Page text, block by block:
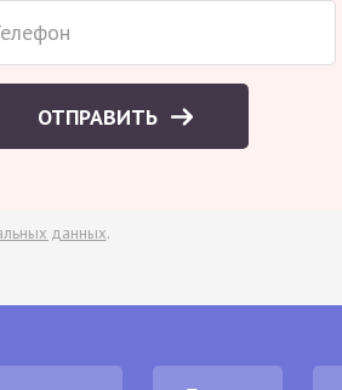
ОТПРАВИТЬ
данных.